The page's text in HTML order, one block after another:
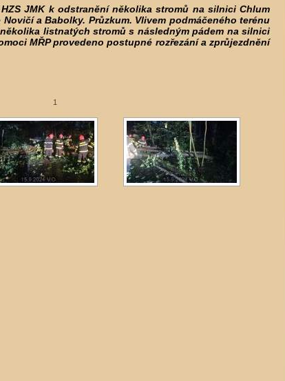
JMK k odstranění několika stromů na silnici Chlum
a Babolky. Průzkum. Vlivem podmáčeného terénu
listnatých stromů s následným pádem na silnici
MŘP provedeno postupné rozřezání a zprůjezdnění
1